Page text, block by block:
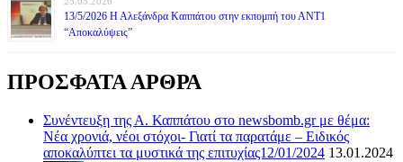
13/5/2026 Η Αλεξάνδρα Καππάτου στην εκπομπή του ΑΝΤ1
“Αποκαλύψεις”
ΠΡΟΣΦΑΤΑ ΑΡΘΡΑ
Συνέντευξη της Α. Καππάτου στο newsbomb.gr με θέμα:
Νέα χρονιά, νέοι στόχοι- Γιατί τα παρατάμε – Ειδικός
αποκαλύπτει τα μυστικά της επιτυχίας12/01/2024 13.01.2024